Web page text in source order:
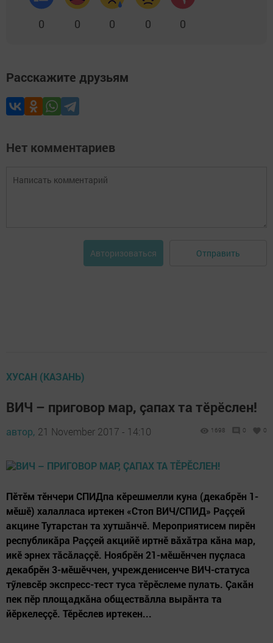
0 0 0 0 0
Расскажите друзьям
Нет комментариев
Авторизоваться Отправить
ХУСАН (КАЗАНЬ)
ВИЧ – приговор мар, çапах та тӗрӗслен!
автор, 21 November 2017 - 14:10 1698 0 0
Пӗтӗм тӗнчери СПИДпа кӗрешмелли куна (декабрӗн 1-
мӗшӗ) халалласа иртекен «Стоп ВИЧ/СПИД» Раççей
акцине Тутарстан та хутшăнчӗ. Мероприятисем пирӗн
республикăра Раççей акцийӗ иртнӗ вăхăтра кăна мар,
икӗ эрнех тăсăлаççӗ. Ноябрӗн 21-мӗшӗнчен пуçласа
декабрӗн 3-мӗшӗччен, учрежденисенче ВИЧ-статуса
тӳлевсӗр экспресс-тест туса тӗрӗслеме пулать. Çакăн
пек пӗр площадкăна обществăлла вырăнта та
йӗркелеççӗ. Тӗрӗслев иртекен...